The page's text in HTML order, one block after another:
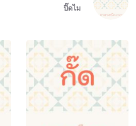
ปิ๊ดไม